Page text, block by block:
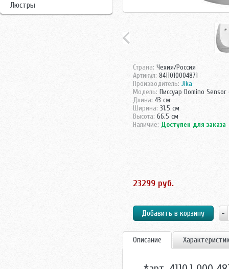
Люстры
Страна: Чехия/Россия
Артикул: 8411010004871
Производитель: Jika
Модель: Писсуар Domino
Длина: 43 см
Ширина: 31.5 см
Высота: 66.5 см
Наличие: Доступен для заказа
23299 руб.
Описание